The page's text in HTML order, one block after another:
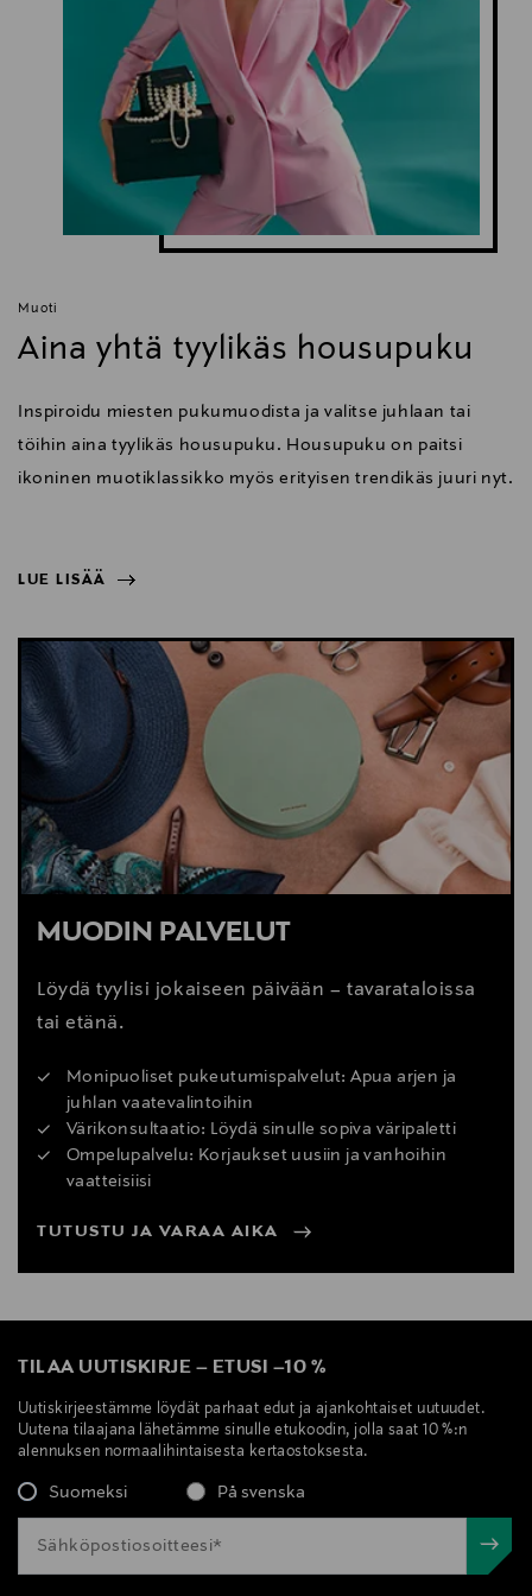
Muoti
Aina yhtä tyylikäs housupuku
Inspiroidu miesten pukumuodista ja valitse juhlaan tai
töihin aina tyylikäs housupuku. Housupuku on paitsi
ikoninen muotiklassikko myös erityisen trendikäs juuri nyt.
LUE LISÄÄ
LUE LISÄÄ
MUODIN PALVELUT
Löydä tyylisi jokaiseen päivään – tavarataloissa
tai etänä.
Monipuoliset pukeutumispalvelut: Apua arjen ja
juhlan vaatevalintoihin
Värikonsultaatio: Löydä sinulle sopiva väripaletti
Ompelupalvelu: Korjaukset uusiin ja vanhoihin
vaatteisiisi
TUTUSTU JA VARAA AIKA
TILAA UUTISKIRJE – ETUSI –10 %
Uutiskirjeestämme löydät parhaat edut ja ajankohtaiset uutuudet.
Uutena tilaajana lähetämme sinulle etukoodin, jolla saat 10 %:n
alennuksen normaalihintaisesta kertaostoksesta.
Suomeksi På svenska